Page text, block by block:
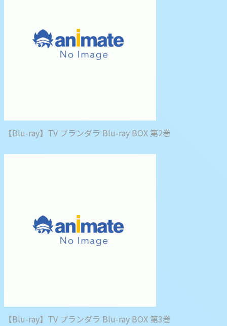
【Blu-ray】TV プランダラ Blu-ray BOX 第2巻
【Blu-ray】TV プランダラ Blu-ray BOX 第3巻